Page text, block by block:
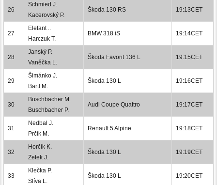
26
Schmied J.
Kacerovský P.
Škoda 130 RS 19:13CET
27
Elefant ..
Harczuk T.
BMW 318 iS 19:14CET
28
Janský P.
Vaněčka L.
Škoda Favorit 136 L 19:15CET
29
Šimánko J.
Bartl M.
Škoda 130 L 19:16CET
30
Buschbacher M.
Buschbacher P.
Audi Coupe Quattro 19:17CET
31
Nedbal J.
Prčík M.
Renault 5 Alpine 19:18CET
32
Horčík K.
Zetek J.
Škoda 130 L 19:19CET
33
Klečka P.
Slíva L.
Škoda 130 L 19:20CET